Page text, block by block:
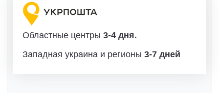
Областные центры 3-4 дня.
Западная украина и регионы 3-7 дней